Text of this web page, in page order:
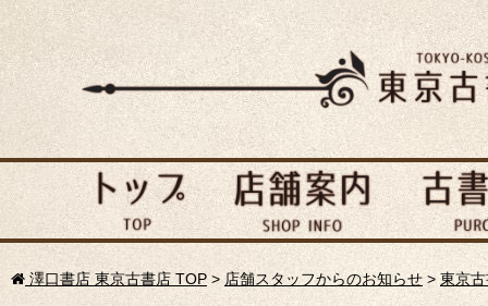
澤口書店 東京古書店 TOP > 店舗スタッフからのお知らせ> 東京